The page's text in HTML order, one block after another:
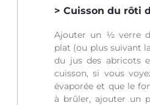
Cuisson du rôti
Ajouter un ½ verre
plat (ou plus suivant
du jus des abricots
cuisson, si vous
évaporée et que le
à brûler, ajouter un